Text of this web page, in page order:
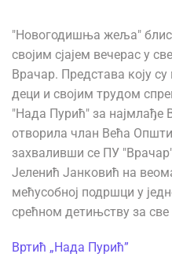
"Новогодишња жеља"
својим сјајем вечерас у
Врачар. Представа коју
деци и својим трудом
"Нада Пурић" за најмлађе
отворила члан Већа
захваливши се ПУ
Јеленић Јанковић на
мећусобној подршци у
срећном детињству за
Вртић „Нада Пурић”